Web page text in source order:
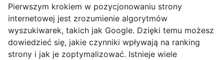
Pierwszym krokiem w pozycjonowaniu strony
internetowej jest zrozumienie algorytmów
wyszukiwarek, takich jak Google. Dzięki temu możesz
dowiedzieć się, jakie czynniki wpływają na ranking
strony i jak je zoptymalizować. Istnieje wiele